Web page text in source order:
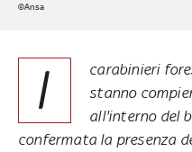
©Ansa
I
carabinieri
stanno
all'interno del
confermata la presenza